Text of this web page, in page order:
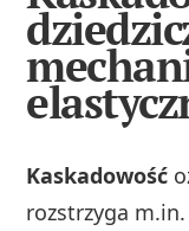
Kaskadowość
rozstrzyga